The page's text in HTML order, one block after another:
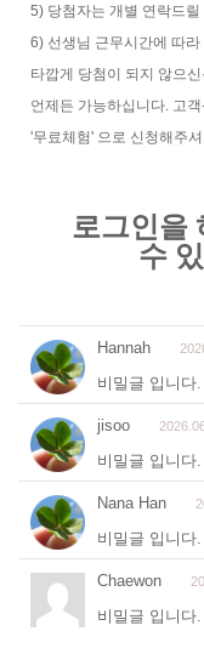
5) 당첨자는 개별 연락드
6) 선생님 근무시간에 따
타깝게 당첨이 되지 않으
언제든 가능하십니다. 고
'무료체험' 으로 신청해주